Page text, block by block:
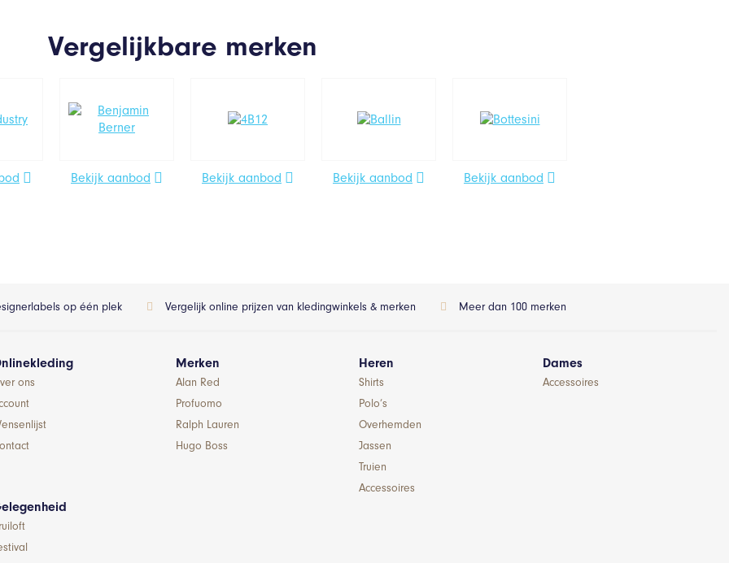
Vergelijkbare merken
Bekijk aanbod Bekijk aanbod Bekijk aanbod Bekijk aanbod
op één plek Vergelijk online prijzen van kledingwinkels & merken Meer dan 100 merken
ons
Merken
Alan Red
Profuomo
Ralph Lauren
Hugo Boss
Heren
Shirts
Polo’s
Overhemden
Jassen
Truien
Accessoires
Dames
Accessoires